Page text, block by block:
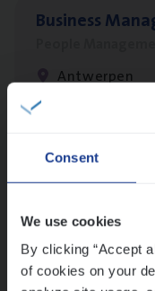
Consent
We use cookies
By clicking “Accept
of cookies on your
Busi­ness
Antwerpen
Lees onze verhalen
versterken
Mathias houdt van
humor